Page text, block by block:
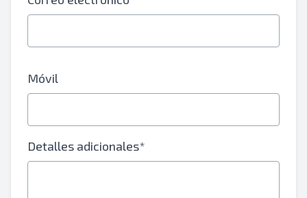
Móvil
Detalles adicionales*